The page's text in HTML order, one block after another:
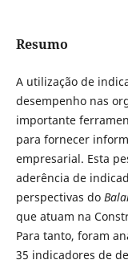
Resumo
A utilização de
desempenho nas
importante
para fornecer
empresarial. Esta
aderência de
perspectivas do
que atuam na
Para tanto, foram
35 indicadores de